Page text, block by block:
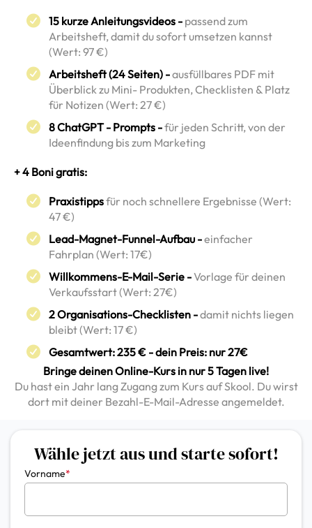
15 kurze Anleitungsvideos - passend zum
Arbeitsheft, damit du sofort umsetzen kannst
(Wert: 97 €)
Arbeitsheft (24 Seiten) -ausfüllbares PDF mit
Überblick zu Mini- Produkten, Checklisten & Platz
für Notizen (Wert: 27 €)
8 ChatGPT - Prompts -für jeden Schritt, von der
Ideenfindung bis zum Marketing
+ 4 Boni gratis:
Praxistippsfür noch schnellere Ergebnisse (Wert:
47 €)
Lead-Magnet-Funnel-Aufbau -einfacher
Fahrplan (Wert: 17€)
Willkommens-E-Mail-Serie -Vorlage für deinen
Verkaufsstart (Wert: 27€)
2 Organisations-Checklisten -damit nichts liegen
bleibt (Wert: 17 €)
Gesamtwert: 235 € - dein Preis: nur 27€
Bringe deinen Online-Kurs in nur 5 Tagen live!
Du hast ein Jahr lang Zugang zum Kurs auf Skool. Du wirst
dort mit deiner Bezahl-E-Mail-Adresse angemeldet.
Wähle jetzt aus und starte sofort!
Vorname*